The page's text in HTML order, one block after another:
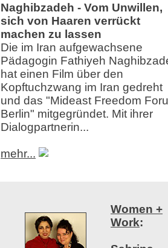
Naghibzadeh - Vom Unwillen,
sich von Haaren verrückt
machen zu lassen
Die im Iran aufgewachsene
Pädagogin Fathiyeh
hat einen Film über den
Kopftuchzwang im Iran gedreht
und das "Mideast Freedom
Berlin" mitgegründet. Mit ihrer
Dialogpartnerin...
mehr...
Women +
Work: